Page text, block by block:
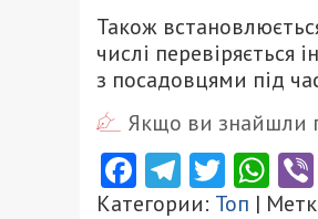
Також
числі перевіряється
з посадовцями під
Якщо ви знайшли
Facebook
Telegram
Категории: Топ |